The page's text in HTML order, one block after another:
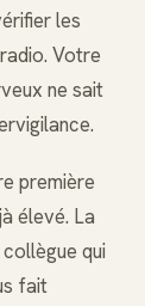
les
Votre
ne sait
première
élevé. La
qui
fait